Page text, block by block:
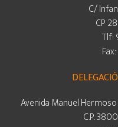
C/
CP
Tlf:
Avenida Manuel
C.P.